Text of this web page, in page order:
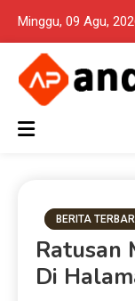
Minggu, 09 Agu,
Mencari Fakta
terpercaya
BERITA
Ratusan
Di